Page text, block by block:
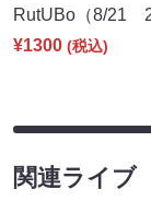
RutUBo（8/21
¥1300 (税込)
関連ライブ